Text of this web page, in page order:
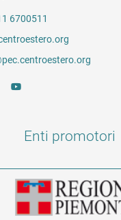
6700511
Enti promotori